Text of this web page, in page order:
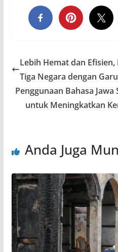
Lebih Hemat dan
Tiga Negara dengan
Penggunaan Bahasa
untuk Meningkatkan
Anda Juga